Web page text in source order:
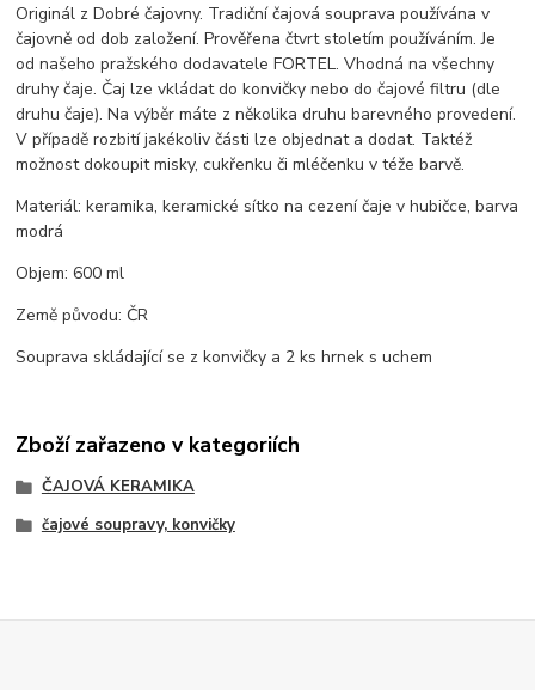
Originál z Dobré čajovny. Tradiční čajová souprava používána v
čajovně od dob založení. Prověřena čtvrt stoletím používáním. Je
od našeho pražského dodavatele FORTEL. Vhodná na všechny
druhy čaje. Čaj lze vkládat do konvičky nebo do čajové filtru (dle
druhu čaje). Na výběr máte z několika druhu barevného provedení.
V případě rozbití jakékoliv části lze objednat a dodat. Taktéž
možnost dokoupit misky, cukřenku či mléčenku v téže barvě.
Materiál: keramika, keramické sítko na cezení čaje v hubičce, barva
modrá
Objem: 600 ml
Země původu: ČR
Souprava skládající se z konvičky a 2 ks hrnek s uchem
Zboží zařazeno v kategoriích
ČAJOVÁ KERAMIKA
čajové soupravy, konvičky